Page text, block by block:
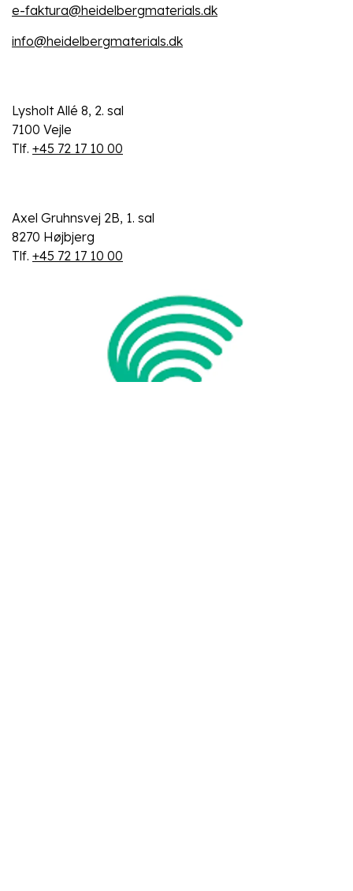
e-faktura@heidelbergmaterials.dk
info@heidelbergmaterials.dk
Lysholt Allé 8, 2. sal
7100 Vejle
Tlf. +45 72 17 10 00
Axel Gruhnsvej 2B, 1. sal
8270 Højbjerg
Tlf. +45 72 17 10 00